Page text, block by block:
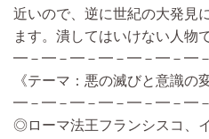
近いので、逆に世紀の大発見
ます。潰してはいけない人物
━－━－━－━－━－━－━
《テーマ：悪の滅びと意識の
━－━－━－━－━－━－━
◎ローマ法王フランシスコ、